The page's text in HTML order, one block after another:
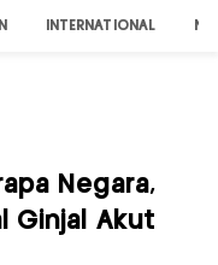
INTERNATIONAL
Negara,
Ginjal Akut